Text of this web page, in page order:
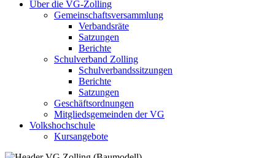
Über die VG-Zolling
Gemeinschaftsversammlung
Verbandsräte
Satzungen
Berichte
Schulverband Zolling
Schulverbandssitzungen
Berichte
Satzungen
Geschäftsordnungen
Mitgliedsgemeinden der VG
Volkshochschule
Kursangebote